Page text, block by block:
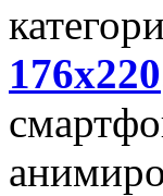
176x220